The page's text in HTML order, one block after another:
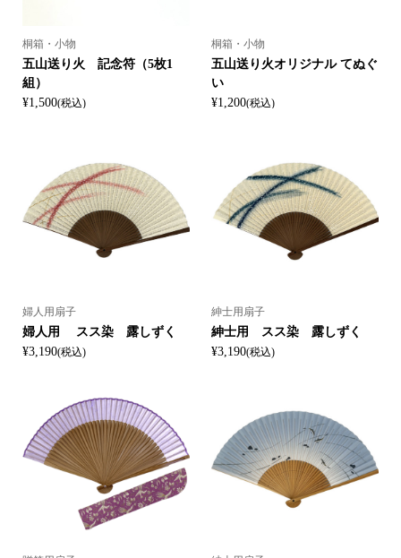
桐箱・小物
五山送り火 記念符（5枚1
組）
¥1,500(税込)
桐箱・小物
五山送り火オリジナル てぬぐ
い
¥1,200(税込)
婦人用扇子
婦人用 スス染 露しずく
¥3,190(税込)
紳士用扇子
紳士用 スス染 露しずく
¥3,190(税込)